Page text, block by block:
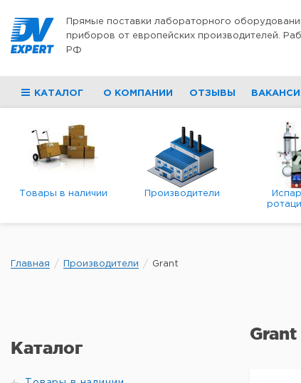
Прямые поставки лабораторного
приборов от европейских производителей.
РФ
КАТАЛОГ О КОМПАНИИ ОТЗЫВЫ
Товары в наличии Производители
Главная Производители Grant
Каталог
Grant